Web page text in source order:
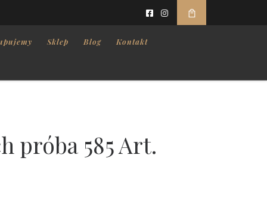
Sklep Blog Kontakt
próba 585 Art.